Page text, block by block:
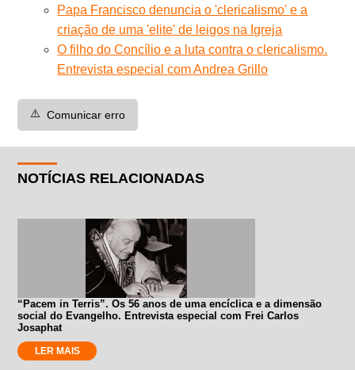
Papa Francisco denuncia o 'clericalismo' e a
criação de uma 'elite' de leigos na Igreja
O filho do Concílio e a luta contra o clericalismo.
Entrevista especial com Andrea Grillo
⚠️ Comunicar erro
NOTÍCIAS RELACIONADAS
“Pacem in Terris”. Os 56 anos de uma encíclica e a dimensão
social do Evangelho. Entrevista especial com Frei Carlos
Josaphat
LER MAIS